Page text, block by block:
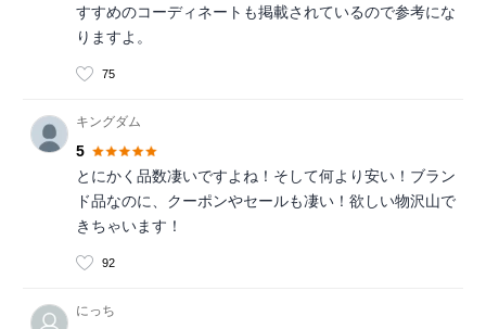
すすめのコーディネートも掲載されているので参考にな
りますよ。
75
キングダム
5
とにかく品数凄いですよね！そして何より安い！ブラン
ド品なのに、クーポンやセールも凄い！欲しい物沢山で
きちゃいます！
92
にっち